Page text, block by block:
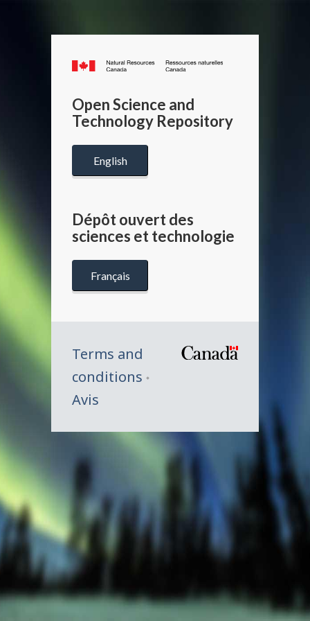
Canada.ca
/
Canada
Open Science and
Technology Repository
English
Dépôt ouvert des
sciences et technologie
Français
Terms and
conditions
Avis
Canada